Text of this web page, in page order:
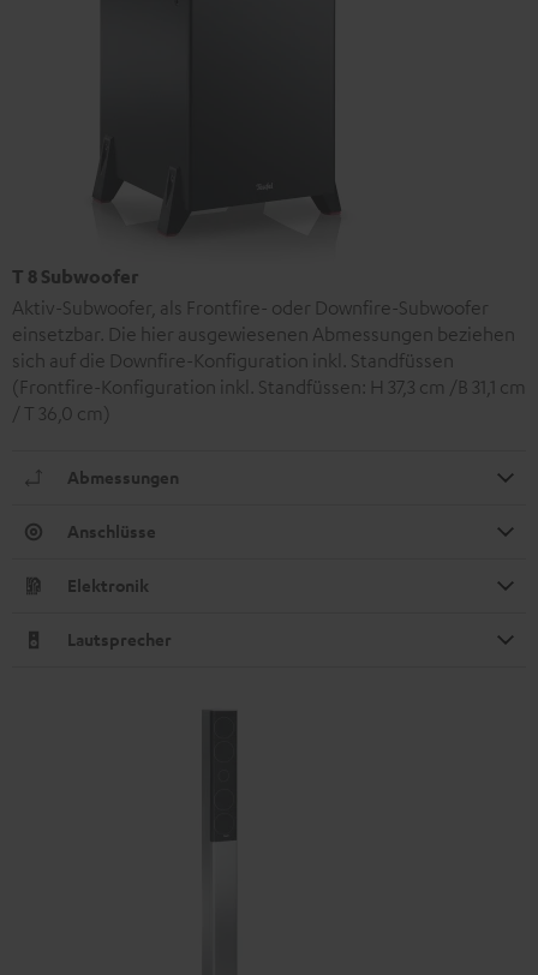
T 8 Subwoofer
Aktiv-Subwoofer, als Frontfire- oder Downfire-Subwoofer
einsetzbar. Die hier ausgewiesenen Abmessungen beziehen
sich auf die Downfire-Konfiguration inkl. Standfüssen
(Frontfire-Konfiguration inkl. Standfüssen: H 37,3 cm /B 31,1 cm
/ T 36,0 cm)
Abmessungen
Anschlüsse
Elektronik
Lautsprecher